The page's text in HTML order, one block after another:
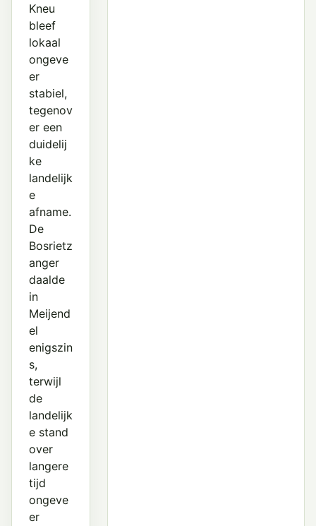
Kneu
bleef
lokaal
ongeve
er
stabiel,
tegenov
er een
duidelij
ke
landelijk
e
afname.
De
Bosrietz
anger
daalde
in
Meijend
el
enigszin
s,
terwijl
de
landelijk
e stand
over
langere
tijd
ongeve
er